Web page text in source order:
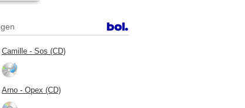
Camille - Sos (CD)
Arno - Opex (CD)